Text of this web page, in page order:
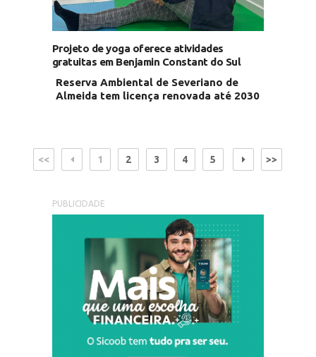
Projeto de yoga oferece atividades
gratuitas em Benjamin Constant do Sul
Reserva Ambiental de Severiano de
Almeida tem licença renovada até 2030
<< 1 2 3 4 5 >>
PUBLICIDADE